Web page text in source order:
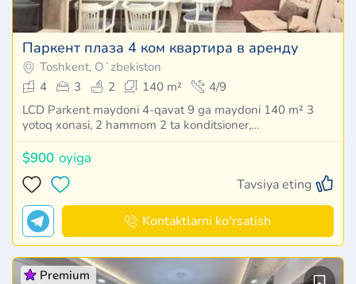
Паркент плаза 4 ком квартира в аренду
Toshkent, Oʻzbekiston
4
3 2 140 m²
4/9
LCD Parkent maydoni 4-qavat 9 ga maydoni 140 m² 3
yotoq xonasi, 2 hammom 2 ta konditsioner,…
$900 oyiga
Tavsiya eting
Kontaktlarni ko'rsatish
Premium